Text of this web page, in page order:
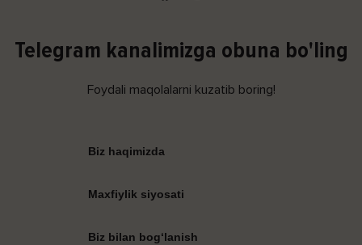
Telegram kanalimizga obuna bo'ling
Foydali maqolalarni kuzatib boring!
Biz haqimizda
Maxfiylik siyosati
Biz bilan bog‘lanish